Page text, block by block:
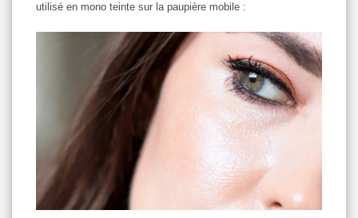
utilisé en mono teinte sur la paupière mobile :